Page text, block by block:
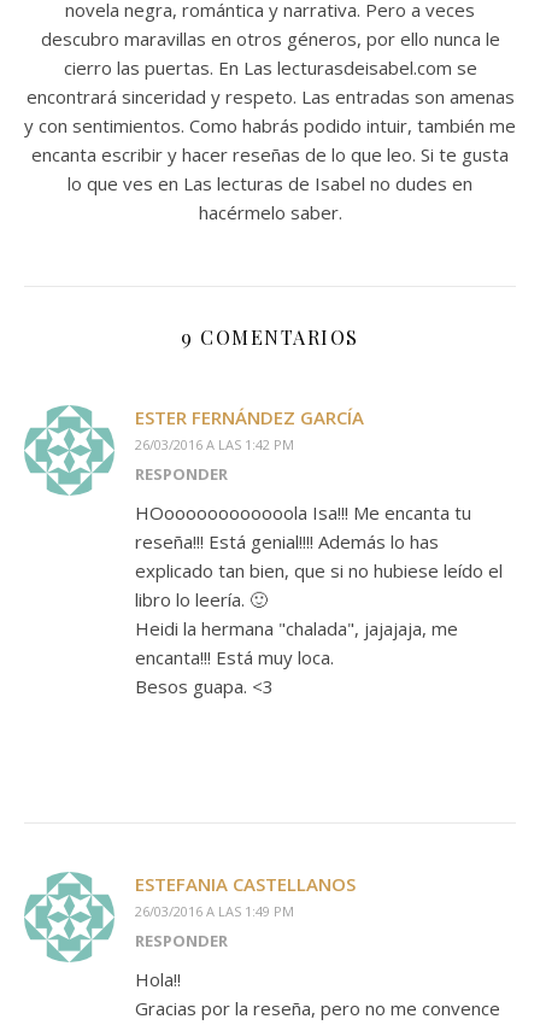
novela negra, romántica y narrativa. Pero a veces
descubro maravillas en otros géneros, por ello nunca le
cierro las puertas. En Las lecturasdeisabel.com se
encontrará sinceridad y respeto. Las entradas son amenas
y con sentimientos. Como habrás podido intuir, también me
encanta escribir y hacer reseñas de lo que leo. Si te gusta
lo que ves en Las lecturas de Isabel no dudes en
hacérmelo saber.
9 COMENTARIOS
ESTER FERNÁNDEZ GARCÍA
26/03/2016 A LAS 1:42 PM
RESPONDER
HOoooooooooooola Isa!!! Me encanta tu
reseña!!! Está genial!!!! Además lo has
explicado tan bien, que si no hubiese leído el
libro lo leería. 🙂
Heidi la hermana "chalada", jajajaja, me
encanta!!! Está muy loca.
Besos guapa. <3
ESTEFANIA CASTELLANOS
26/03/2016 A LAS 1:49 PM
RESPONDER
Hola!!
Gracias por la reseña, pero no me convence